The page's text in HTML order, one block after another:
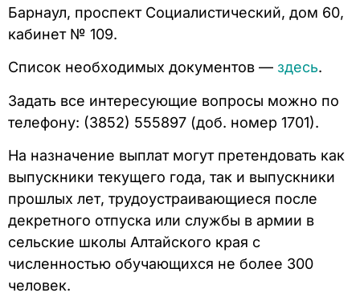
Барнаул, проспект Социалистический, дом 60,
кабинет № 109.
Список необходимых документов — здесь.
Задать все интересующие вопросы можно по
телефону: (3852) 555897 (доб. номер 1701).
На назначение выплат могут претендовать как
выпускники текущего года, так и выпускники
прошлых лет, трудоустраивающиеся после
декретного отпуска или службы в армии в
сельские школы Алтайского края с
численностью обучающихся не более 300
человек.